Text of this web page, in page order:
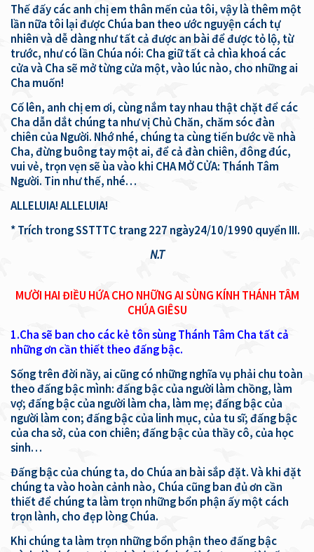
Thế đấy các anh chị em thân mến của tôi, vậy là thêm một
lần nữa tôi lại được Chúa ban theo ước nguyện cách tự
nhiên và dễ dàng như tất cả được an bài để được tỏ lộ, từ
trước, như có lần Chúa nói: Cha giữ tất cả chìa khoá các
cửa và Cha sẽ mở từng cửa một, vào lúc nào, cho những ai
Cha muốn!
Cố lên, anh chị em ơi, cùng nắm tay nhau thật chặt để các
Cha dẫn dắt chúng ta như vị Chủ Chăn, chăm sóc đàn
chiên của Người. Nhớ nhé, chúng ta cùng tiến bước về nhà
Cha, đừng buông tay một ai, để cả đàn chiên, đông đúc,
vui vẻ, trọn vẹn sẽ ùa vào khi CHA MỞ CỬA: Thánh Tâm
Người. Tin như thế, nhé…
ALLELUIA! ALLELUIA!
* Trích trong SSTTTC trang 227 ngày24/10/1990 quyển III.
N.T
MƯỜI HAI ĐIỀU HỨA CHO NHỮNG AI SÙNG KÍNH THÁNH TÂM
CHÚA GIÊSU
1.Cha sẽ ban cho các kẻ tôn sùng Thánh Tâm Cha tất cả
những ơn cần thiết theo đấng bậc.
Sống trên đời nầy, ai cũng có những nghĩa vụ phải chu toàn
theo đấng bậc mình: đấng bậc của người làm chồng, làm
vợ; đấng bậc của người làm cha, làm mẹ; đấng bậc của
người làm con; đấng bậc của linh mục, của tu sĩ; đấng bậc
của cha sở, của con chiên; đấng bậc của thầy cô, của học
sinh…
Đấng bậc của chúng ta, do Chúa an bài sắp đặt. Và khi đặt
chúng ta vào hoàn cảnh nào, Chúa cũng ban đủ ơn cần
thiết để chúng ta làm trọn những bổn phận ấy một cách
trọn lành, cho đẹp lòng Chúa.
Khi chúng ta làm trọn những bổn phận theo đấng bậc